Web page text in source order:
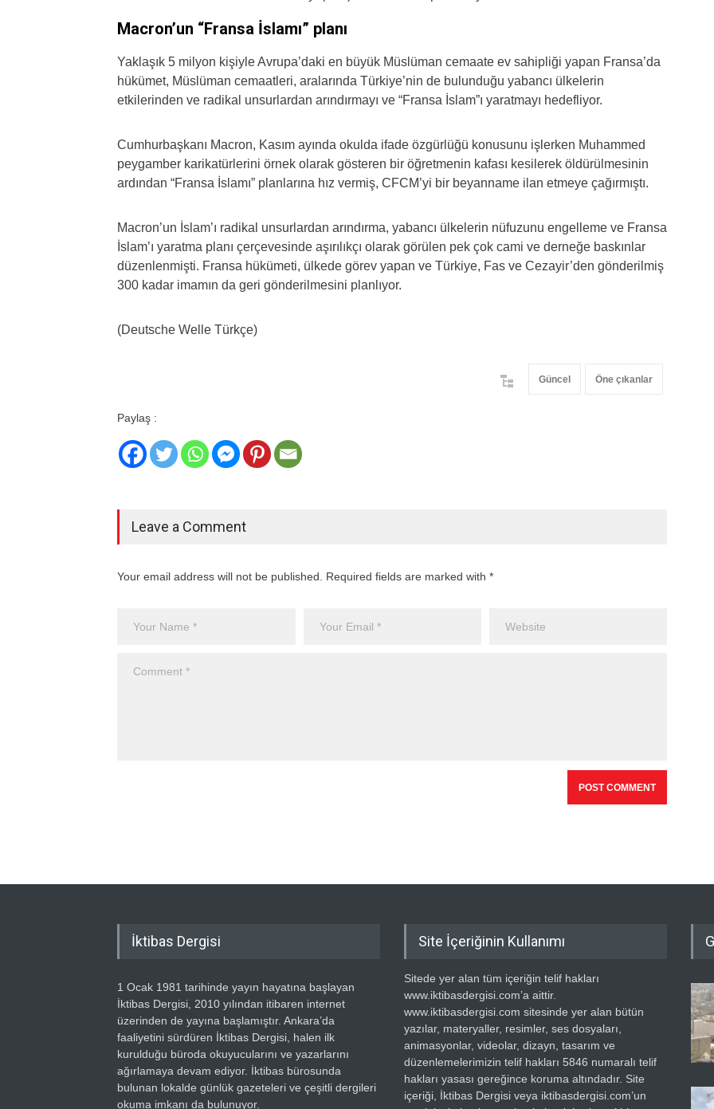
Macron’un “Fransa İslamı” planı
Yaklaşık 5 milyon kişiyle Avrupa’daki en büyük Müslüman cemaate ev sahipliği yapan Fransa’da
hükümet, Müslüman cemaatleri, aralarında Türkiye’nin de bulunduğu yabancı ülkelerin
etkilerinden ve radikal unsurlardan arındırmayı ve “Fransa İslam”ı yaratmayı hedefliyor.
Cumhurbaşkanı Macron, Kasım ayında okulda ifade özgürlüğü konusunu işlerken Muhammed
peygamber karikatürlerini örnek olarak gösteren bir öğretmenin kafası kesilerek öldürülmesinin
ardından “Fransa İslamı” planlarına hız vermiş, CFCM’yi bir beyanname ilan etmeye çağırmıştı.
Macron’un İslam’ı radikal unsurlardan arındırma, yabancı ülkelerin nüfuzunu engelleme ve Fransa
İslam’ı yaratma planı çerçevesinde aşırılıkçı olarak görülen pek çok cami ve derneğe baskınlar
düzenlenmişti. Fransa hükümeti, ülkede görev yapan ve Türkiye, Fas ve Cezayir’den gönderilmiş
300 kadar imamın da geri gönderilmesini planlıyor.
(Deutsche Welle Türkçe)
Güncel Öne çıkanlar
Paylaş :
Leave a Comment
Your email address will not be published. Required fields are marked with *
İktibas Dergisi
1 Ocak 1981 tarihinde yayın hayatına başlayan
İktibas Dergisi, 2010 yılından itibaren internet
üzerinden de yayına başlamıştır. Ankara’da
faaliyetini sürdüren İktibas Dergisi, halen ilk
kurulduğu büroda okuyucularını ve yazarlarını
ağırlamaya devam ediyor. İktibas bürosunda
bulunan lokalde günlük gazeteleri ve çeşitli dergileri
okuma imkanı da bulunuyor.
Site İçeriğinin Kullanımı
Sitede yer alan tüm içeriğin telif hakları
www.iktibasdergisi.com’a aittir.
www.iktibasdergisi.com sitesinde yer alan bütün
yazılar, materyaller, resimler, ses dosyaları,
animasyonlar, videolar, dizayn, tasarım ve
düzenlemelerimizin telif hakları 5846 numaralı telif
hakları yasası gereğince koruma altındadır. Site
içeriği, İktibas Dergisi veya iktibasdergisi.com’un